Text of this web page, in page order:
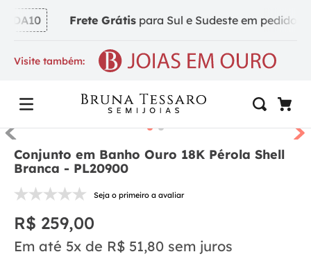
Frete Grátispara Sul e Sudeste em pedidos a
Visite também:
Conjunto em Banho Ouro 18K Pérola Shell
Branca - PL20900
Seja o primeiro a avaliar
R$ 259,00
Em até 5x de R$ 51,80 sem juros